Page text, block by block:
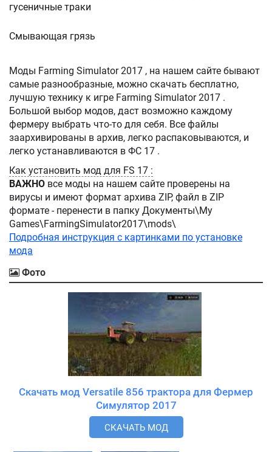
гусеничные траки
Смывающая грязь
Моды Farming Simulator 2017 , на нашем сайте бывают
самые разнообразные, можно скачать бесплатно,
лучшую технику к игре Farming Simulator 2017 .
Большой выбор модов, даст возможно каждому
фермеру выбрать что-то для себя. Все файлы
заархивированы в архив, легко распаковываются, и
легко устанавливаются в ФС 17 .
Как установить мод для FS 17 :
ВАЖНО все моды на нашем сайте проверены на
вирусы и имеют формат архива ZIP, файл в ZIP
формате - перенести в папку Документы\My
Games\FarmingSimulator2017\mods\
Подробная инструкция с картинками по установке
мода
Фото
Скачать мод Versatile 856 трактора для Фермер
Симулятор 2017
СКАЧАТЬ МОД